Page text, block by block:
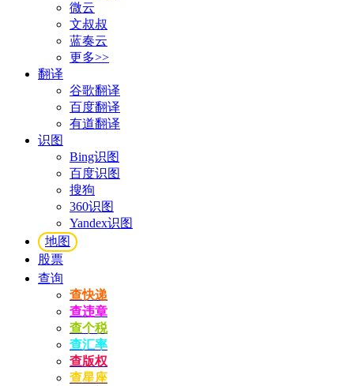
微云
文叔叔
蓝奏云
更多>>
翻译
谷歌翻译
百度翻译
有道翻译
识图
Bing识图
百度识图
搜狗
360识图
Yandex识图
地图
股票
查询
查快递
查违章
查个税
查汇率
查版权
查星座